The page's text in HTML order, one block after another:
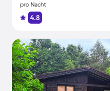
pro Nacht
4.8